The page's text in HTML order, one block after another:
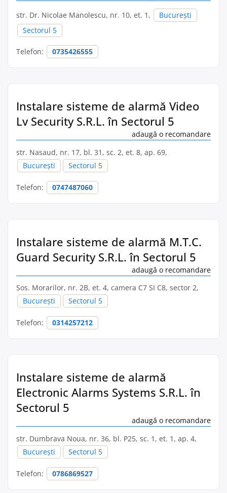
str. Dr. Nicolae Manolescu, nr. 10, et. 1,
București
Sectorul 5
Telefon: 0735426555
Instalare sisteme de alarmă Video
Lv Security S.R.L. în Sectorul 5
adaugă o recomandare
str. Nasaud, nr. 17, bl. 31, sc. 2, et. 8, ap. 69,
București
Sectorul 5
Telefon: 0747487060
Instalare sisteme de alarmă M.T.C.
Guard Security S.R.L. în Sectorul 5
adaugă o recomandare
Sos. Morarilor, nr. 2B, et. 4, camera C7 SI C8, sector 2,
București
Sectorul 5
Telefon: 0314257212
Instalare sisteme de alarmă
Electronic Alarms Systems S.R.L. în
Sectorul 5
adaugă o recomandare
str. Dumbrava Noua, nr. 36, bl. P25, sc. 1, et. 1, ap. 4,
București
Sectorul 5
Telefon: 0786869527